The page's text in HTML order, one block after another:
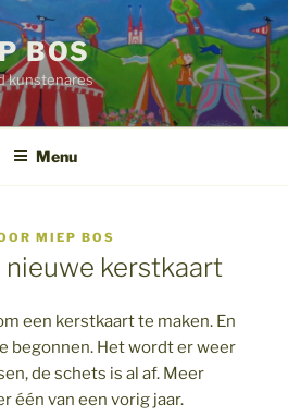
BOS
kunstenares
Menu
MIEP BOS
nieuwe kerstkaart
een kerstkaart te maken. En
begonnen. Het wordt er weer
de schets is al af. Meer
één van een vorig jaar.